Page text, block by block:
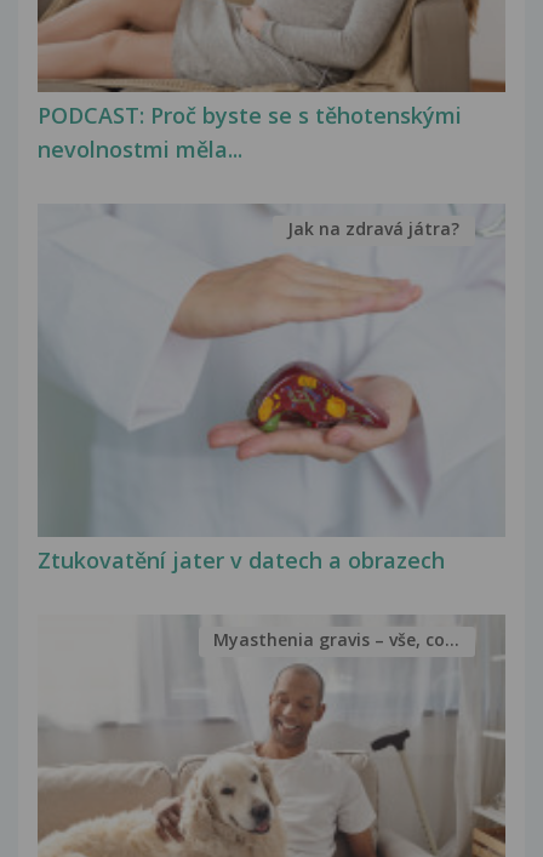
PODCAST: Proč byste se s těhotenskými
nevolnostmi měla...
Ztukovatění jater v datech a obrazech
Jak na zdravá játra?
Myasthenia gravis – vše, co...